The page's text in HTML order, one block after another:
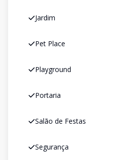
Jardim
Pet Place
Playground
Portaria
Salão de Festas
Segurança